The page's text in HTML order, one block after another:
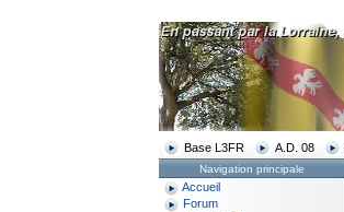
Base L3FR A.D. 08
Navigation principale
Accueil
Forum